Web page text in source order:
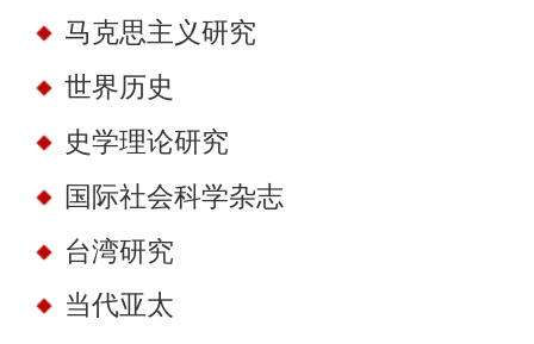
马克思主义研究
世界历史
史学理论研究
国际社会科学杂志
台湾研究
当代亚太